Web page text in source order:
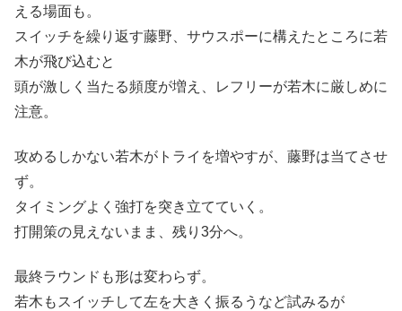
える場面も。
スイッチを繰り返す藤野、サウスポーに構えたところに若
木が飛び込むと
頭が激しく当たる頻度が増え、レフリーが若木に厳しめに
注意。
攻めるしかない若木がトライを増やすが、藤野は当てさせ
ず。
タイミングよく強打を突き立てていく。
打開策の見えないまま、残り3分へ。
最終ラウンドも形は変わらず。
若木もスイッチして左を大きく振るうなど試みるが